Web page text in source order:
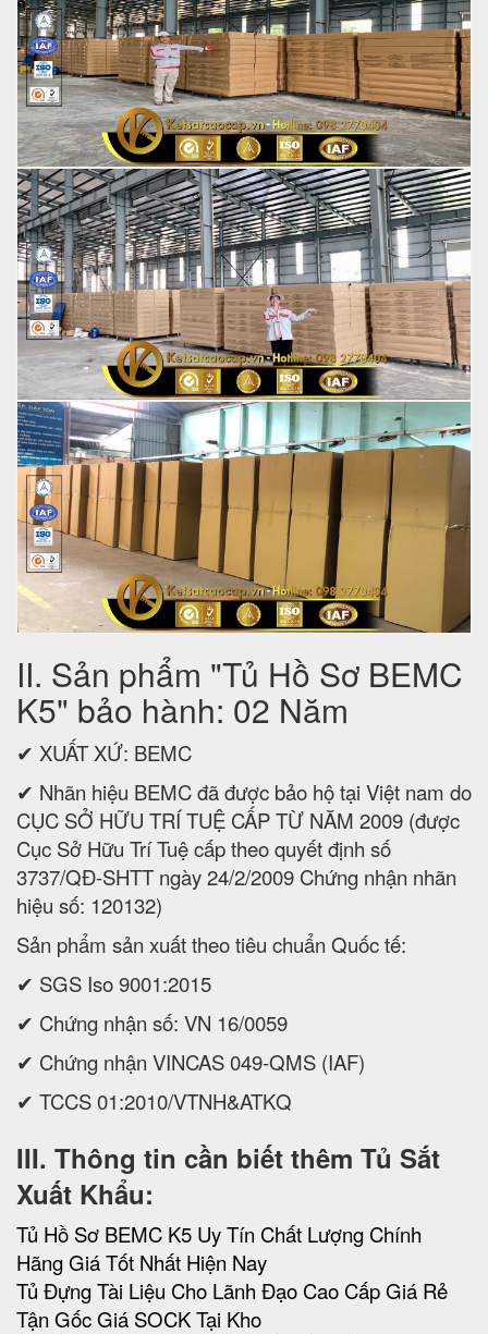
II. Sản phẩm "Tủ Hồ Sơ BEMC
K5" bảo hành: 02 Năm
✔ XUẤT XỨ: BEMC
✔ Nhãn hiệu BEMC đã được bảo hộ tại Việt nam do
CỤC SỞ HỮU TRÍ TUỆ CẤP TỪ NĂM 2009 (được
Cục Sở Hữu Trí Tuệ cấp theo quyết định số
3737/QĐ-SHTT ngày 24/2/2009 Chứng nhận nhãn
hiệu số: 120132)
Sản phẩm sản xuất theo tiêu chuẩn Quốc tế:
✔ SGS Iso 9001:2015
✔ Chứng nhận số: VN 16/0059
✔ Chứng nhận VINCAS 049-QMS (IAF)
✔ TCCS 01:2010/VTNH&ATKQ
III. Thông tin cần biết thêm Tủ Sắt
Xuất Khẩu:
Tủ Hồ Sơ BEMC K5 Uy Tín Chất Lượng Chính
Hãng Giá Tốt Nhất Hiện Nay
Tủ Đựng Tài Liệu Cho Lãnh Đạo Cao Cấp Giá Rẻ
Tận Gốc Giá SOCK Tại Kho